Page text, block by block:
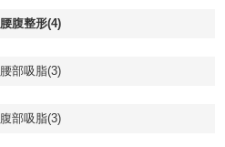
腰腹整形(4)
腰部吸脂(3)
腹部吸脂(3)